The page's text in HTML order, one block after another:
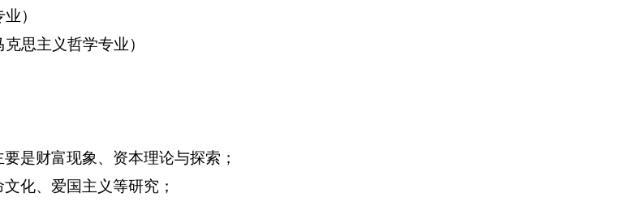
）
克思主义哲学专业）
是财富现象、资本理论与探索；
化、爱国主义等研究；